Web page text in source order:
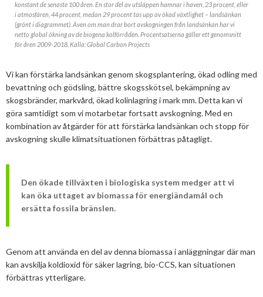
konstant de senaste 100 åren. En stor del av utsläppen hamnar i haven, 23 procent, eller
i atmosfären, 44 procent, medan 29 procent tas upp av ökad växtlighet – landsänkan
(grönt i diagrammet). Även om man drar bort avskogningen från landsänkan har vi
netto global ökning av de biogena kolförråden. Procentsatserna gäller ett genomsnitt
för åren 2009-2018. Källa: Global Carbon Projects
Vi kan förstärka landsänkan genom skogsplantering, ökad odling med
bevattning och gödsling, bättre skogsskötsel, bekämpning av
skogsbränder, markvård, ökad kolinlagring i mark mm. Detta kan vi
göra samtidigt som vi motarbetar fortsatt avskogning. Med en
kombination av åtgärder för att förstärka landsänkan och stopp för
avskogning skulle klimatsituationen förbättras påtagligt.
Den ökade tillväxten i biologiska system medger att vi
kan öka uttaget av biomassa för energiändamål och
ersätta fossila bränslen.
Genom att använda en del av denna biomassa i anläggningar där man
kan avskilja koldioxid för säker lagring, bio-CCS, kan situationen
förbättras ytterligare.